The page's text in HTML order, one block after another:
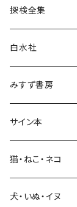
言語・ことば
生活・暮らし
探検全集
白水社
みすず書房
サイン本
猫・ねこ・ネコ
犬・いぬ・イヌ